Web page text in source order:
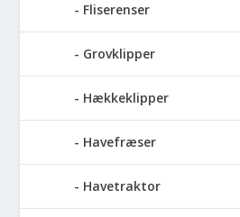
Fliserenser
Grovklipper
Hækkeklipper
Havefræser
Havetraktor